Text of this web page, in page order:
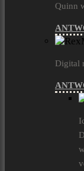
Quinn
Digital